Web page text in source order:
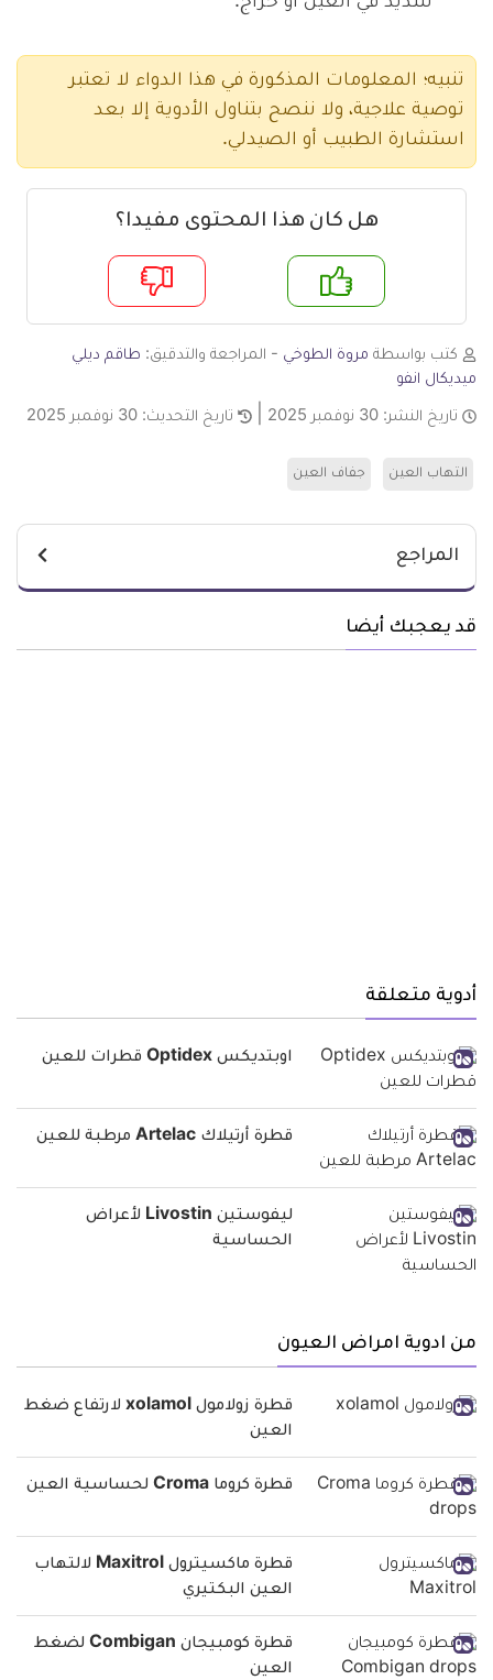
تنبيه؛ المعلومات المذكورة في هذا الدواء لا تعتبر
توصية علاجية، ولا ننصح بتناول الأدوية إلا بعد
استشارة الطبيب أو الصيدلي.
هل كان هذا المحتوى مفيدا؟
لا
كتب بواسطة مروة الطوخي - المراجعة والتدقيق: طاقم ديلي
ميديكال انفو
تاريخ النشر: 30 نوفمبر 2025 تاريخ التحديث: 30 نوفمبر 2025
التهاب العين جفاف العين
المراجع
قد يعجبك أيضا
أدوية متعلقة
اوبتديكس Optidex قطرات للعين
قطرة أرتيلاك Artelac مرطبة للعين
ليفوستين Livostin لأعراض
الحساسية
من ادوية امراض العيون
قطرة زولامول xolamol لارتفاع ضغط
العين
قطرة كروما Croma لحساسية العين
قطرة ماكسيترول Maxitrol لالتهاب
العين البكتيري
قطرة كومبيجان Combigan لضغط
العين